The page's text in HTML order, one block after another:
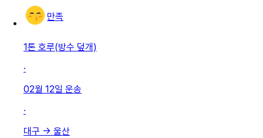
만족
1톤 호루(방수 덮개)
·
02월 12일 운송
·
대구 → 울산